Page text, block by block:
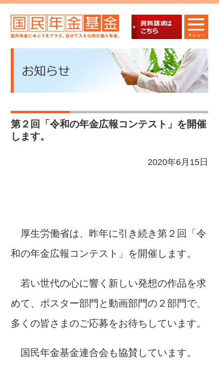
第２回「令和の年金広報コンテスト」を開催
します。
2020年6月15日
厚生労働省は、昨年に引き続き第２回「令
和の年金広報コンテスト」を開催します。
若い世代の心に響く新しい発想の作品を求
めて、ポスター部門と動画部門の２部門で、
多くの皆さまのご応募をお待ちしています。
国民年金基金連合会も協賛しています。